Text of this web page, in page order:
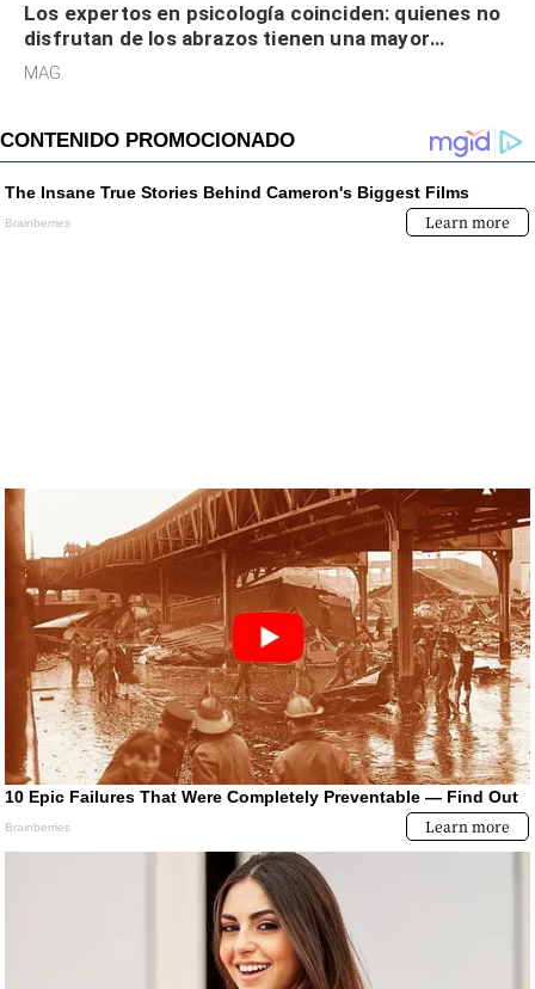
Los expertos en psicología coinciden: quienes no
disfrutan de los abrazos tienen una mayor
sensibilidad a los estímulos físicos y no es por
MAG.